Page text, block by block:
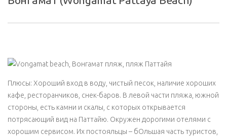
Плюсы: Хороший вход в воду, чистый песок, наличие хороших
кафе, ресторанчиков, снек-баров. В левой части пляжа, южной
стороны, есть камни и скалы, с которых открывается
потрясающий вид на Паттайю. Окружен дорогими отелями с
хорошим сервисом. Их постояльцы – бОльшая часть туристов,